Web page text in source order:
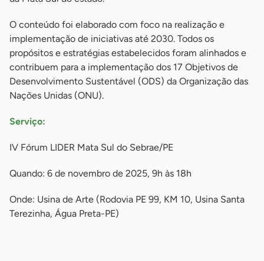
O conteúdo foi elaborado com foco na realização e
implementação de iniciativas até 2030. Todos os
propósitos e estratégias estabelecidos foram alinhados e
contribuem para a implementação dos 17 Objetivos de
Desenvolvimento Sustentável (ODS) da Organização das
Nações Unidas (ONU).
Serviço:
IV Fórum LIDER Mata Sul do Sebrae/PE
Quando: 6 de novembro de 2025, 9h às 18h
Onde: Usina de Arte (Rodovia PE 99, KM 10, Usina Santa
Terezinha, Água Preta-PE)